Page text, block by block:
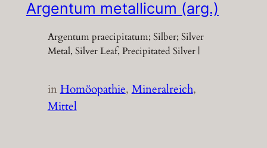
Argentum metallicum (arg.)
Argentum praecipitatum; Silber; Silver
Metal, Silver Leaf, Precipitated Silver |
inHomöopathie, Mineralreich
Mittel